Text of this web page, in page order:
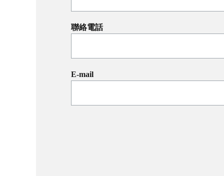
聯絡電話
E-mail